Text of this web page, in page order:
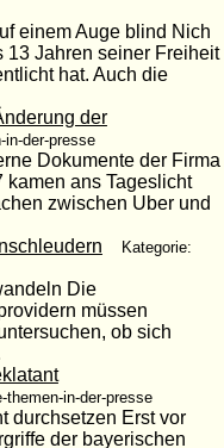
einem Auge blind Nich
13 Jahren seiner Freiheit
hat. Auch die
der
in-der-presse
Dokumente der Firma
kamen ans Tageslicht
zwischen Uber und
Kategorie:
Die
müssen
ob sich
themen-in-der-presse
durchsetzen Erst vor
der bayerischen